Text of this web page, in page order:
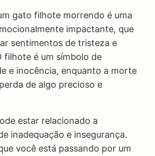
gato filhote morrendo é uma
impactante, que
sentimentos de tristeza e
filhote é um símbolo de
e inocência, enquanto a morte
de algo precioso e
estar relacionado a
inadequação e insegurança.
você está passando por um